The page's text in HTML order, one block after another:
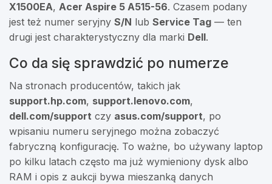
X1500EA, Acer Aspire 5 A515-56. Czasem podany
jest też numer seryjny S/N lub Service Tag — ten
drugi jest charakterystyczny dla marki Dell.
Co da się sprawdzić po numerze
Na stronach producentów, takich jak
support.hp.com, support.lenovo.com,
dell.com/support czy asus.com/support, po
wpisaniu numeru seryjnego można zobaczyć
fabryczną konfigurację. To ważne, bo używany laptop
po kilku latach często ma już wymieniony dysk albo
RAM i opis z aukcji bywa mieszanką danych